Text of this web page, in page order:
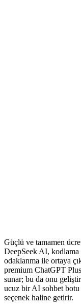
Güçlü ve tamamen
DeepSeek AI,
odaklanma ile ortaya
premium ChatGPT
sunar; bu da onu
ucuz bir AI sohbet
seçenek haline getirir.